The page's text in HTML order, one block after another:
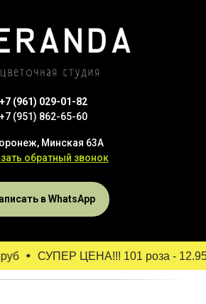
+7 (961) 029-01-82
+7 (951) 862-65-60
Минская 63А
обратный звонок
в WhatsApp
СУПЕР ЦЕНА!!! 101 роза - 12.950